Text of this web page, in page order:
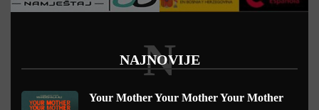
NAJNOVIJE
N
Your Mother Your Mother Your Mother